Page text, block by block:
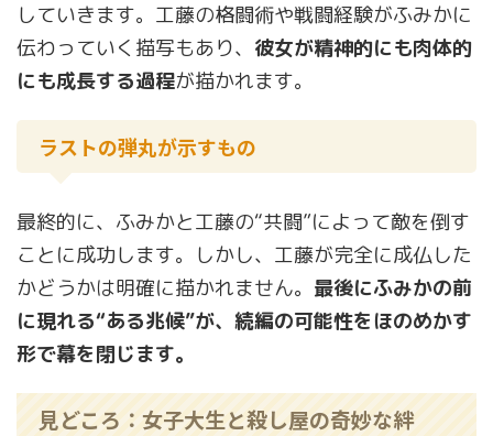
していきます。工藤の格闘術や戦闘経験がふみかに
伝わっていく描写もあり、 彼女が精神的にも肉体的
にも成長する過程が描かれます。
ラストの弾丸が示すもの
最終的に、ふみかと工藤の“共闘”によって敵を倒す
ことに成功します。しかし、工藤が完全に成仏した
かどうかは明確に描かれません。 最後にふみかの前
に現れる“ある兆候”が、続編の可能性をほのめかす
形で幕を閉じます。
見どころ：女子大生と殺し屋の奇妙な絆